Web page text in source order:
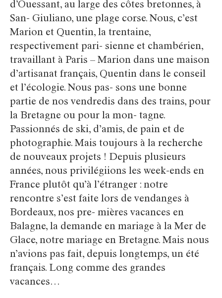
d’Ouessant, au large des côtes bretonnes, à
San- Giuliano, une plage corse. Nous, c’est
Marion et Quentin, la trentaine,
respectivement pari- sienne et chambérien,
travaillant à Paris – Marion dans une maison
d’artisanat français, Quentin dans le conseil
et l’écologie. Nous pas- sons une bonne
partie de nos vendredis dans des trains, pour
la Bretagne ou pour la mon- tagne.
Passionnés de ski, d’amis, de pain et de
photographie. Mais toujours à la recherche
de nouveaux projets ! Depuis plusieurs
années, nous privilégiions les week-ends en
France plutôt qu’à l’étranger : notre
rencontre s’est faite lors de vendanges à
Bordeaux, nos pre- mières vacances en
Balagne, la demande en mariage à la Mer de
Glace, notre mariage en Bretagne. Mais nous
n’avions pas fait, depuis longtemps, un été
français. Long comme des grandes
vacances…